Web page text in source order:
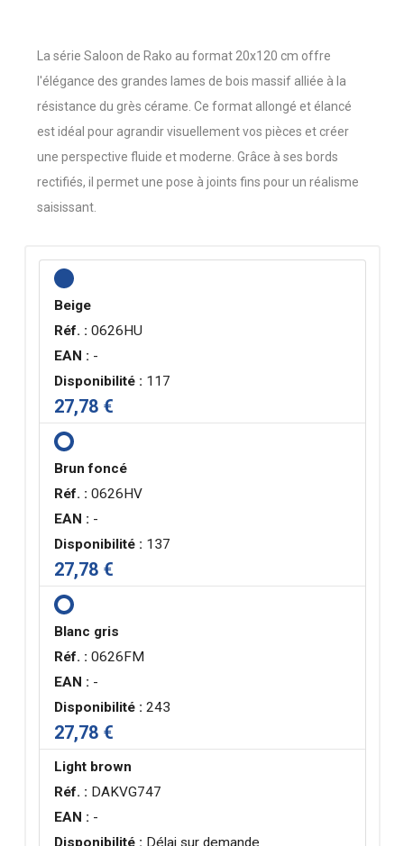
La série Saloon de Rako au format 20x120 cm offre
l'élégance des grandes lames de bois massif alliée à la
résistance du grès cérame. Ce format allongé et élancé
est idéal pour agrandir visuellement vos pièces et créer
une perspective fluide et moderne. Grâce à ses bords
rectifiés, il permet une pose à joints fins pour un réalisme
saisissant.
Beige
Réf. : 0626HU
EAN : -
Disponibilité : 117
27,78 €
Brun foncé
Réf. : 0626HV
EAN : -
Disponibilité : 137
27,78 €
Blanc gris
Réf. : 0626FM
EAN : -
Disponibilité : 243
27,78 €
Light brown
Réf. : DAKVG747
EAN : -
Disponibilité : Délai sur demande